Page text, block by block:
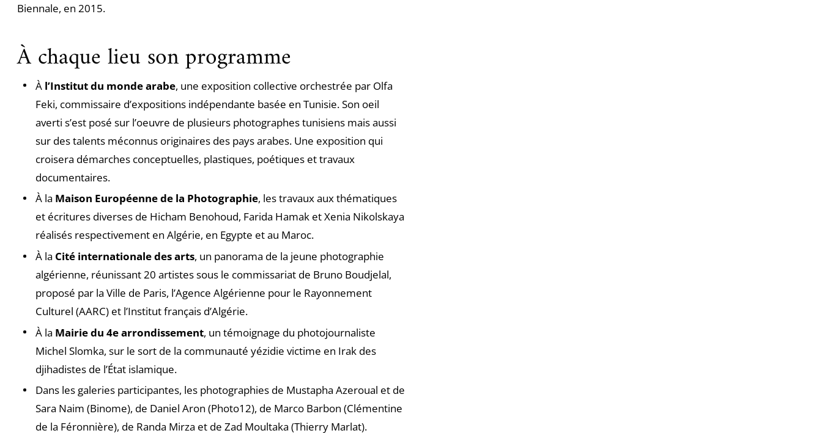
Biennale, en 2015.
À chaque lieu son programme
À l’Institut du monde arabe, une exposition collective orchestrée par Olfa
Feki, commissaire d’expositions indépendante basée en Tunisie. Son oeil
averti s’est posé sur l’oeuvre de plusieurs photographes tunisiens mais aussi
sur des talents méconnus originaires des pays arabes. Une exposition qui
croisera démarches conceptuelles, plastiques, poétiques et travaux
documentaires.
À la Maison Européenne de la Photographie, les travaux aux thématiques
et écritures diverses de Hicham Benohoud, Farida Hamak et Xenia Nikolskaya
réalisés respectivement en Algérie, en Egypte et au Maroc.
À la Cité internationale des arts, un panorama de la jeune photographie
algérienne, réunissant 20 artistes sous le commissariat de Bruno Boudjelal,
proposé par la Ville de Paris, l’Agence Algérienne pour le Rayonnement
Culturel (AARC) et l’Institut français d’Algérie.
À la Mairie du 4e arrondissement, un témoignage du photojournaliste
Michel Slomka, sur le sort de la communauté yézidie victime en Irak des
djihadistes de l’État islamique.
Dans les galeries participantes, les photographies de Mustapha Azeroual et de
Sara Naim (Binome), de Daniel Aron (Photo12), de Marco Barbon (Clémentine
de la Féronnière), de Randa Mirza et de Zad Moultaka (Thierry Marlat).